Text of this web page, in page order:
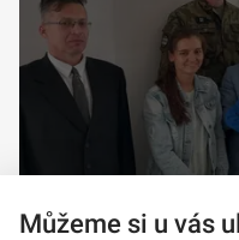
Můžeme si u vás